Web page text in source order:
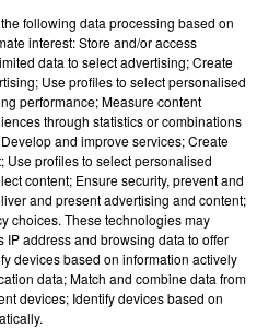
www.sa-hb.com/
following data processing based on
interest: Store and/or access
data to select advertising; Create
Use profiles to select personalised
performance; Measure content
through statistics or combinations
and improve services; Create
Use profiles to select personalised
content; Ensure security, prevent and
and present advertising and content;
choices. These technologies may
address and browsing data to offer
devices based on information actively
data; Match and combine data from
devices; Identify devices based on